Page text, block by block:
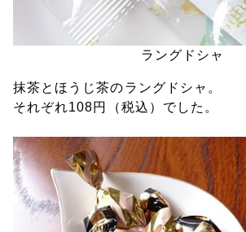
ラングドシャ
抹茶とほうじ茶のラングドシャ。
それぞれ108円（税込）でした。